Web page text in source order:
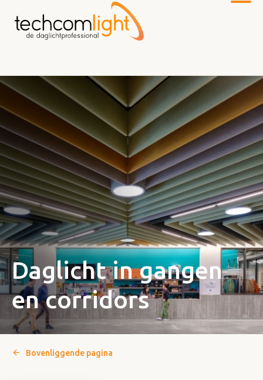
Naar
hoofdinhoud
Daglicht in gangen
en corridors
Bovenliggende pagina